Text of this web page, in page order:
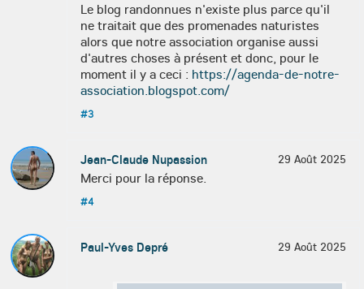
Le blog randonnues n'existe plus parce qu'il
ne traitait que des promenades naturistes
alors que notre association organise aussi
d'autres choses à présent et donc, pour le
moment il y a ceci : https://agenda-de-notre-
association.blogspot.com/
#3
Jean-Claude Nupassion 29 Août 2025
Merci pour la réponse.
#4
Paul-Yves Depré 29 Août 2025